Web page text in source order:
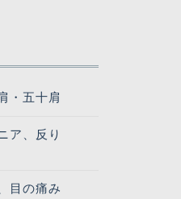
・五十肩
ア、反り
目の痛み